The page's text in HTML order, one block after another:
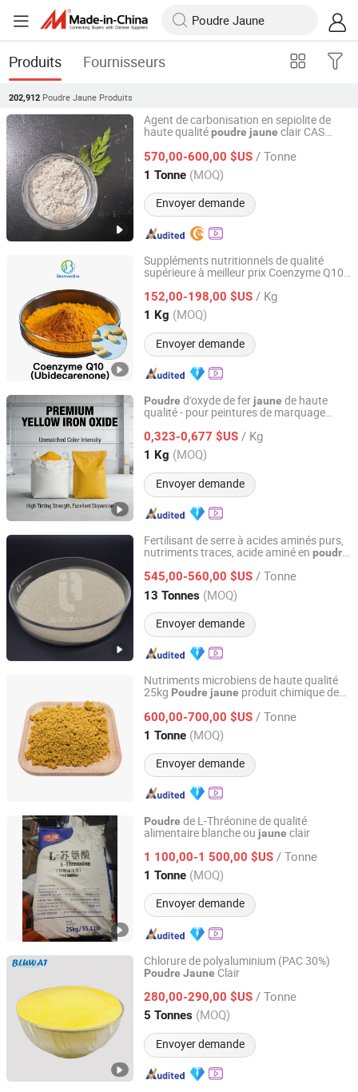
Produits Fournisseurs
202,912 Poudre Jaune Produits
Agent de carbonisation en sepiolite de
haute qualitépoudre jaune clair CAS
570,00-600,00 $US / Tonne
1 Tonne (MOQ)
Envoyer demande
Jiangsu Zhuofeng New Materials Technology Co., Ltd.
Jiangsu, China Depuis 2026
Suppléments nutritionnels de qualité
supérieure à meilleur prix Coenzyme Q10
152,00-198,00 $US / Kg
1 Kg (MOQ)
Envoyer demande
Shanghai Beimoo Biotechnology Co., Ltd.
Shanghai, China Depuis 2025
Poudre d'oxyde de fer jaune de haute
qualité - pour peintures de marquage
0,323-0,677 $US / Kg
1 Kg (MOQ)
Envoyer demande
Hebei Lingqiao Chemical Co., Ltd.
Zhejiang, China Depuis 2025
Fertilisant de serre à acides aminés purs,
nutriments traces, acide aminé en poudre
545,00-560,00 $US / Tonne
13 Tonnes (MOQ)
Envoyer demande
JINGFENG TIANTAI IMPORT & EXPORT (TIANJIN) CO.,
LTD
Tianjin, China Depuis 2021
Nutriments microbiens de haute qualité
25kg Poudre jaune produit chimique de
600,00-700,00 $US / Tonne
1 Tonne (MOQ)
Envoyer demande
Smedic Technology Co., Ltd
Hebei, China Depuis 2026
Poudre de L-Thréonine de qualité
alimentaire blanche ou jaune clair
1 100,00-1 500,00 $US / Tonne
1 Tonne (MOQ)
Envoyer demande
POLIFAR GROUP LIMITED
Jiangsu, China Depuis 2013
Chlorure de polyaluminium (PAC 30%)
Poudre Jaune Clair
280,00-290,00 $US / Tonne
5 Tonnes (MOQ)
Envoyer demande
Yixing Bluwat Chemicals Co., Ltd.
Jiangsu, China Depuis 2007